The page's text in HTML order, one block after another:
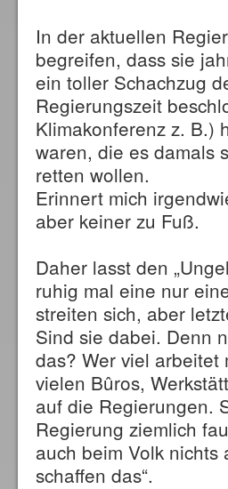
In der aktuellen
begreifen, dass sie
ein toller Schachzug
Regierungszeit
Klimakonferenz z. B.)
waren, die es damals
retten wollen.
Erinnert mich
aber keiner zu Fuß.
Daher lasst den
ruhig mal eine nur
streiten sich, aber
Sind sie dabei. Denn
das? Wer viel arbeitet
vielen Bûros,
auf die Regierungen.
Regierung ziemlich
auch beim Volk nichts
schaffen das“.